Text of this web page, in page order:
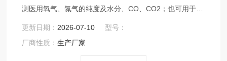
测医用氧气、氮气的纯度及水分、CO、CO2；也可用于测
更新日期： 2026-07-10
型号：
厂商性质：生产厂家